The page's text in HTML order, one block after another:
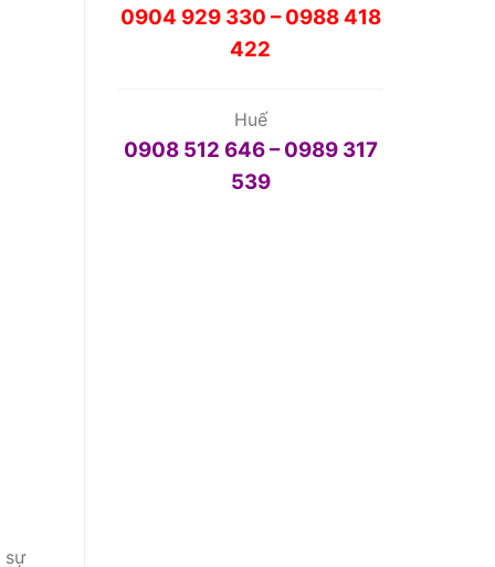
sự
0904 929 330 – 0988 418
422
Huế
0908 512 646 – 0989 317
539